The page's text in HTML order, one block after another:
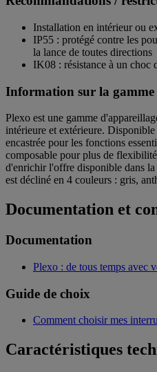
Installation en intérieur ou
IP55 : protégé contre les
la lance de toutes directions
IK08 : résistance à un choc
Information sur la gamme
Plexo est une gamme
intérieure et extérieure.
encastrée pour les fonctions
composable pour plus de
d'enrichir l'offre disponible dans
est décliné en 4 couleurs : gris,
Documentation et
Documentation
Plexo : de tous temps avec
Guide de choix
Comment choisir mes
Caractéristiques